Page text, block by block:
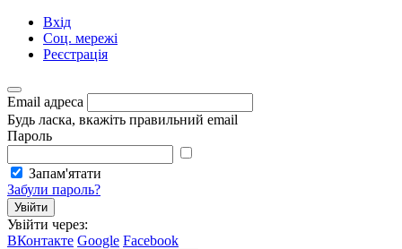
Вхід
Соц. мережі
Реєстрація
Email адреса
Будь ласка, вкажіть правильний email
Пароль
Запам'ятати
Забули пароль?
Увійти
Увійти через:
ВКонтакте Google Facebook